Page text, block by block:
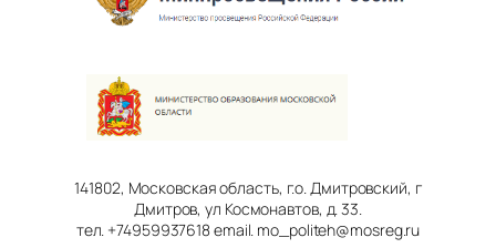
141802, Московская область, г.о. Дмитровский, г
Дмитров, ул Космонавтов, д. 33.
тел. +74959937618 email. mo_politeh@mosreg.ru